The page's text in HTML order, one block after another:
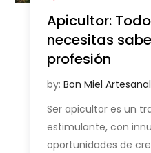
Apicultor:
necesitas
profesión
by: Bon Miel Artesanal
Ser apicultor es un
estimulante, con
oportunidades de